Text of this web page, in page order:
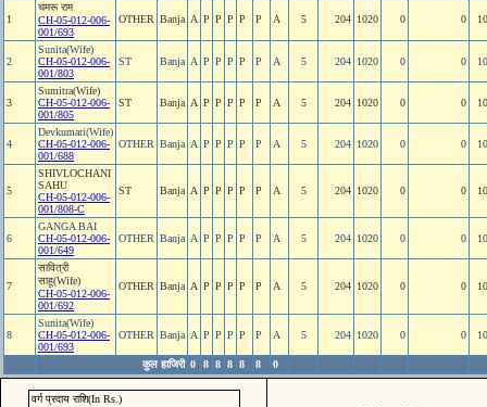
1
चमरू राम
CH-05-012-006-
001/693
OTHER Banja A P P P P P A 5 204 1020 0 0
2
Sunita(Wife)
CH-05-012-006-
001/803
ST Banja A P P P P P A 5 204 1020 0 0
3
Sumitra(Wife)
CH-05-012-006-
001/805
ST Banja A P P P P P A 5 204 1020 0 0
4
Devkumari(Wife)
CH-05-012-006-
001/688
OTHER Banja A P P P P P A 5 204 1020 0 0
5
SHIVLOCHANI
SAHU
CH-05-012-006-
001/808-C
ST Banja A P P P P P A 5 204 1020 0 0
6
GANGA BAI
CH-05-012-006-
001/649
OTHER Banja A P P P P P A 5 204 1020 0 0
7
सावित्री
साहू(Wife)
CH-05-012-006-
001/692
OTHER Banja A P P P P P A 5 204 1020 0 0
8
Sunita(Wife)
CH-05-012-006-
001/693
OTHER Banja A P P P P P A 5 204 1020 0 0
कुल हाजिरी 0 8 8 8 8 8 0
वर्ग प्रदाय राशि(In Rs.)